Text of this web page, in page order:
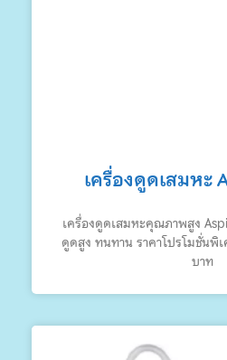
เครื่องดูดเสมหะ
เครื่องดูดเสมหะคุณภาพสูง
ดูดสูง ทนทาน ราคาโปรโมชั่น
บาท